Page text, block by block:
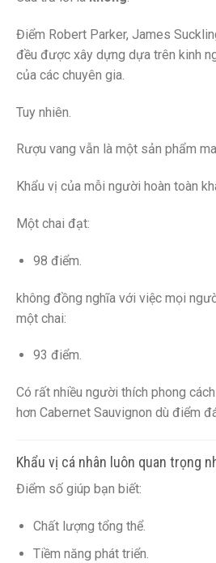
Điểm Robert Parker, James
đều được xây dựng dựa trên kinh
của các chuyên gia.
Tuy nhiên.
Rượu vang vẫn là một sản phẩm
Khẩu vị của mỗi người hoàn toàn
Một chai đạt:
98 điểm.
không đồng nghĩa với việc mọi
một chai:
93 điểm.
Có rất nhiều người thích phong
hơn Cabernet Sauvignon dù điểm
Khẩu vị cá nhân luôn quan trọng
Điểm số giúp bạn biết:
Chất lượng tổng thể.
Tiềm năng phát triển.